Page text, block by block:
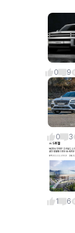
0 9
0 3
1 6